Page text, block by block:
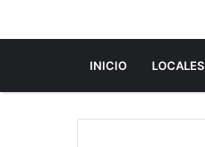
INICIO LOCALES